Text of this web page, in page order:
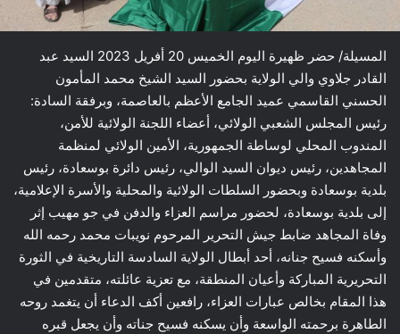
المسيلة/ حضر ظهيرة اليوم الخميس 20 أفريل 2023 السيد عبد
القادر جلاوي والي الولاية بحضور السيد الشيخ محمد المأمون
الحسني القاسمي عميد الجامع الأعظم بالعاصمة، وبرفقة السادة:
رئيس المجلس الشعبي الولائي، أعضاء اللجنة الولائية للأمن،
المندوب المحلي لوساطة الجمهورية، الأمين الولائي لمنظمة
المجاهدين، رئيس ديوان السيد الوالي، رئيس دائرة بوسعادة، رئيس
بلدية بوسعادة وبحضور السلطات الولائية والمحلية والأسرة الإعلامية،
إلى بلدية بوسعادة، لحضور مراسم العزاء والدفن في جو مهيب إثر
وفاة المجاهد ضابط جيش التحرير المرحوم نويبات محمد رحمه الله
وأسكنه فسيح جنانه، أحد أبطال الولاية السادسة التاريخية في الثورة
التحريرية المباركة وأعيان المنطقة، مع تعزية عائلته، متقدمين في
هذا المقام بخالص عبارات العزاء، رافعين أكف الدعاء أن يتغمد روحه
الطاهرة برحمته الواسعة وأن يسكنه فسيح جناته وأن يجعل قبره